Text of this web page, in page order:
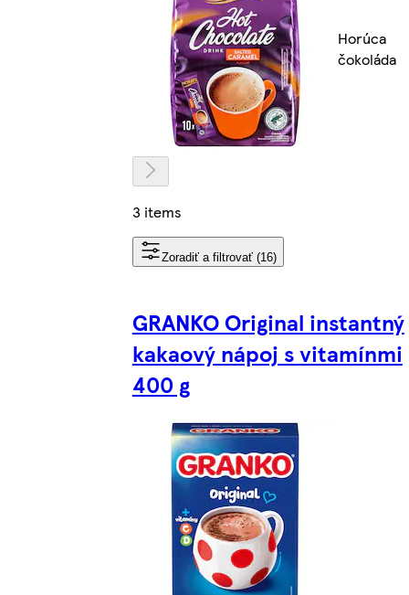
Horúca
čokoláda
3 items
Zoradiť a filtrovať (16)
GRANKO Original instantný
kakaový nápoj s vitamínmi
400 g